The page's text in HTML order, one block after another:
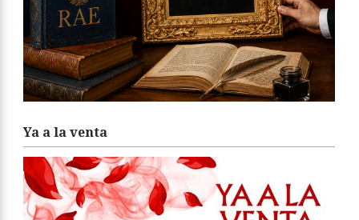
Ya a la venta